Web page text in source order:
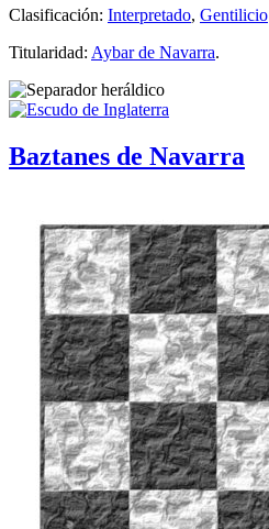
Clasificación: Interpretado, Gentilicio
Titularidad: Aybar de Navarra.
Baztanes de Navarra